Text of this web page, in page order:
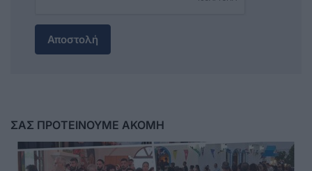
Αποστολή
ΣΑΣ ΠΡΟΤΕΙΝΟΥΜΕ ΑΚΟΜΗ